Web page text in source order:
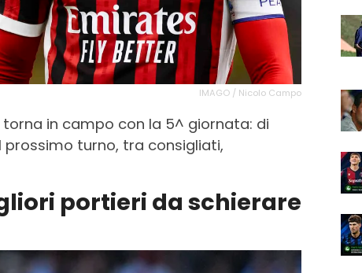
IMAGO / Nicolo Campo
in campo con la 5^ giornata: di
turno, tra consigliati,
portieri da schierare